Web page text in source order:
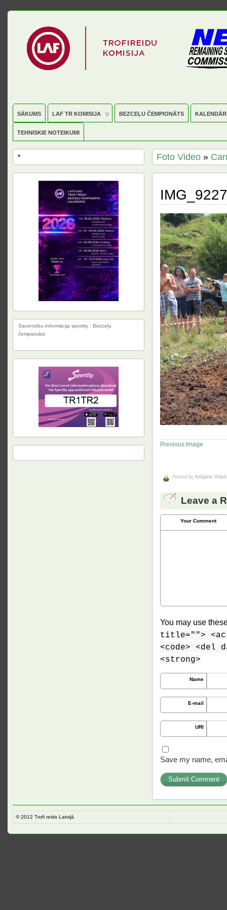
SĀKUMS LAF TR KOMISIJA BEZCEĻU ČEMPIONĀTS
TEHNISKIE NOTEIKUMI
Foto Video»
IMG_9227
Previous Image
Posted by Krišjānis
Leave a
Your Comment
You may use
title="">
<code> <del
<strong>
Name
E-mail
URI
Save my name,
Sacensību informācija sportity : Bezceļu
čempionāts
© 2012 Trofi reids Latvijā